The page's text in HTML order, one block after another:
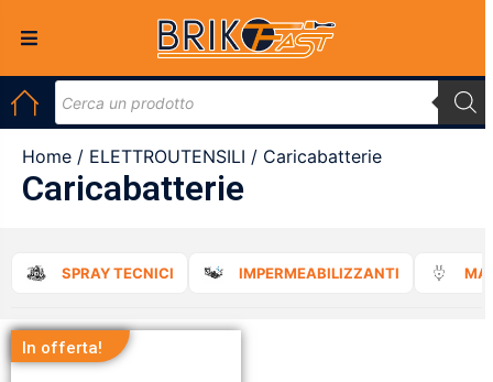
Home / ELETTROUTENSILI / Caricabatterie
Caricabatterie
SPRAY TECNICI IMPERMEABILIZZANTI
In offerta!